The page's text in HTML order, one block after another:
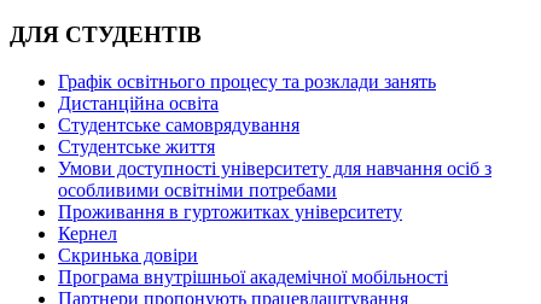
ДЛЯ СТУДЕНТІВ
Графік освітнього процесу та розклади занять
Дистанційна освіта
Студентське самоврядування
Студентське життя
Умови доступності університету для навчання осіб з
особливими освітніми потребами
Проживання в гуртожитках університету
Кернел
Скринька довіри
Програма внутрішньої академічної мобільності
Партнери пропонують працевлаштування